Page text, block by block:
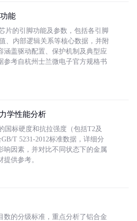
能
片的引脚功能及参数，包括各引脚
、内部逻辑关系等核心数据，并附
涵盖驱动配置、保护机制及典型应
参考自杭州士兰微电子官方规格书
学性能分析
国标硬度和抗拉强度（包括T2及
T 5231-2012标准数据，详细分
响因素，并对比不同状态下的金属
供参考。
数的分级标准，重点分析了铝合金